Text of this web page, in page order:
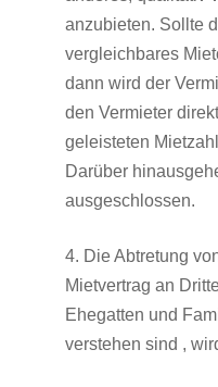
anzubieten. Sollte
vergleichbares
dann wird der
den Vermieter
geleisteten
Darüber
ausgeschlossen.
4. Die Abtretung
Mietvertrag an
Ehegatten und
verstehen sind ,